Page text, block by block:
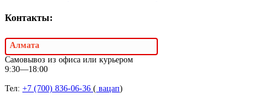
Контакты:
Алмата
Самовывоз из офиса или курьером
9:30—18:00
Тел: +7 (700) 836-06-36 ( вацап)